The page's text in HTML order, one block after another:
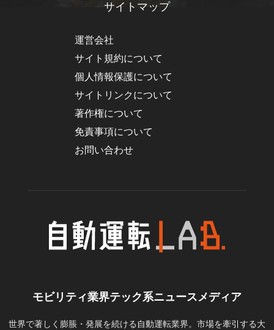
サイトマップ
運営会社
サイト規約について
個人情報保護について
サイトリンクについて
著作権について
免責事項について
お問い合わせ
モビリティ業界テック系ニュースメディア
世界で著しく膨脹・発展を続ける自動運転業界。市場を牽引する大